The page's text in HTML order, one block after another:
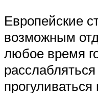
Европейские
возможным
любое время